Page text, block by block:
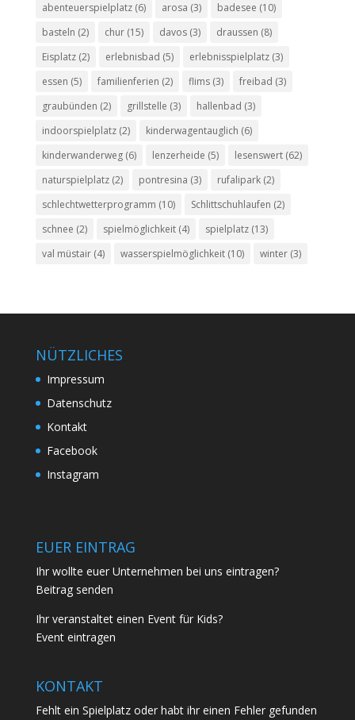
abenteuerspielplatz(6) arosa (3) badesee (10)
basteln (2) chur(15) davos(3) draussen (8)
Eisplatz(2) erlebnisbad (5) erlebnisspielplatz(3)
essen (5) familienferien (2) flims(3) freibad (3)
graubünden (2) grillstelle (3) hallenbad (3)
indoorspielplatz(2) kinderwagentauglich (6)
kinderwanderweg(6) lenzerheide (5) lesenswert(62)
naturspielplatz(2) pontresina (3) rufalipark(2)
schlechtwetterprogramm (10) Schlittschuhlaufen (2)
schnee (2) spielmöglichkeit(4) spielplatz(13)
val müstair(4) wasserspielmöglichkeit(10) winter(3)
NÜTZLICHES
Impressum
Datenschutz
Kontakt
Facebook
Instagram
EUER EINTRAG
Ihr wollte euer Unternehmen bei uns eintragen?
Beitrag senden
Ihr veranstaltet einen Event für Kids?
Event eintragen
KONTAKT
Fehlt ein Spielplatz oder habt ihr einen Fehler gefunden